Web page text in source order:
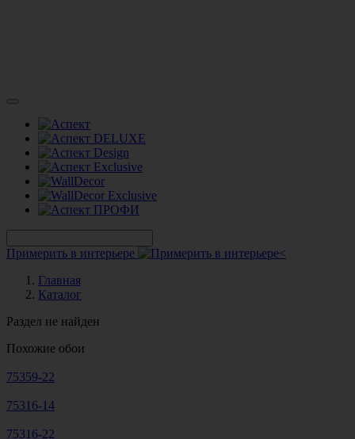
Примерить в интерьере
Главная
Каталог
Раздел не найден
Похожие обои
75359-22
75316-14
75316-22